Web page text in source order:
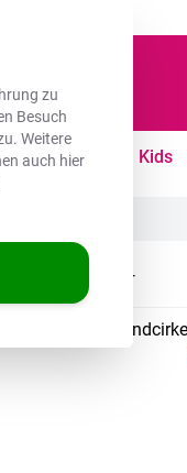
zu
Besuch
Weitere
auch hierFreizeit Kids
- Kinder